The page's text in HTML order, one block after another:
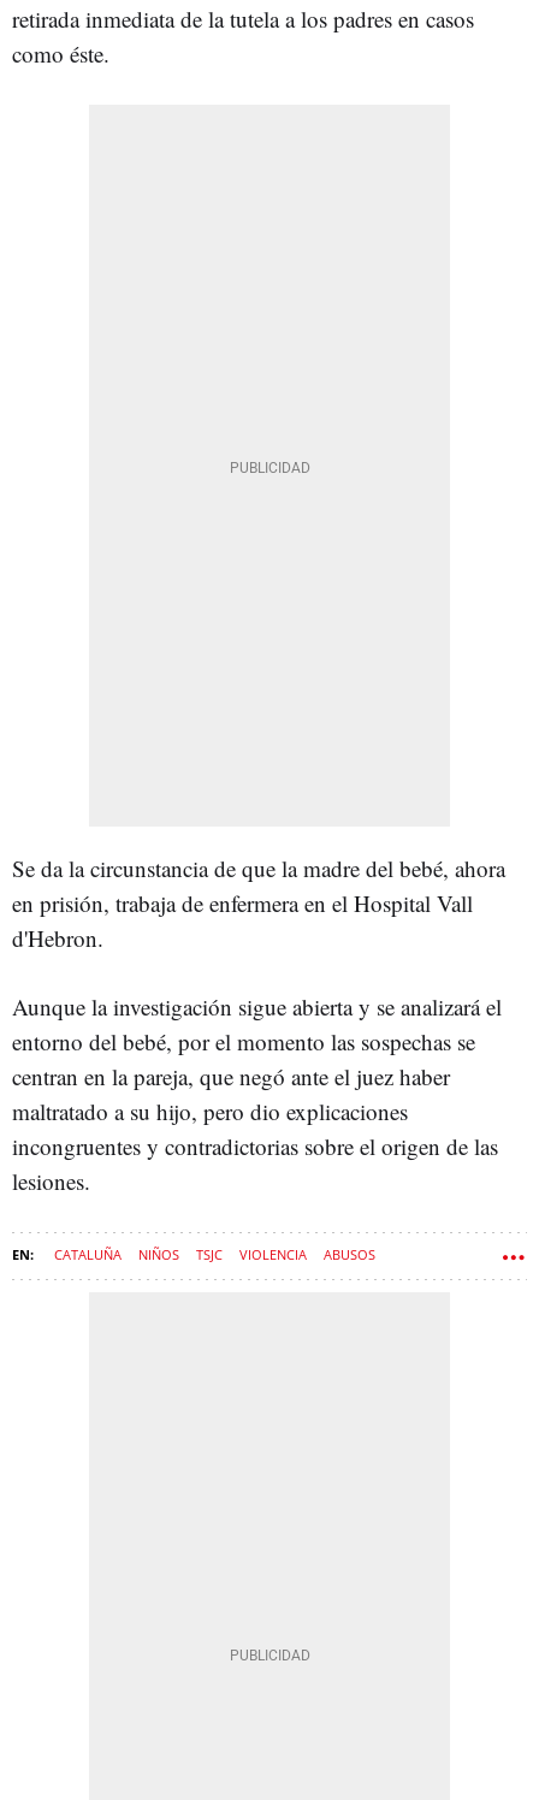
retirada inmediata de la tutela a los padres en casos
como éste.
Se da la circunstancia de que la madre del bebé, ahora
en prisión, trabaja de enfermera en el Hospital Vall
d'Hebron.
Aunque la investigación sigue abierta y se analizará el
entorno del bebé, por el momento las sospechas se
centran en la pareja, que negó ante el juez haber
maltratado a su hijo, pero dio explicaciones
incongruentes y contradictorias sobre el origen de las
lesiones.
CATALUÑA NIÑOS TSJC VIOLENCIA ABUSOS